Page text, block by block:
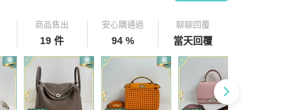
商品售出
19 件
安心購通過
94 %
聊聊回覆
當天回覆